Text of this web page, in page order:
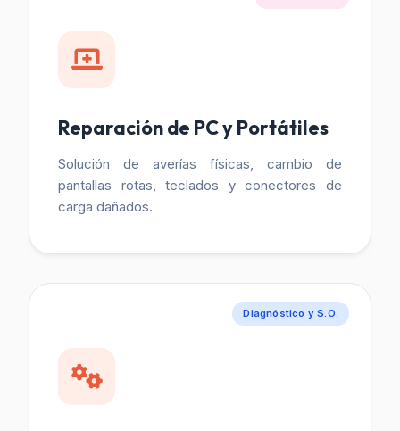
Reparación de PC y Portátiles
Solución de averías físicas, cambio de
pantallas rotas, teclados y conectores de
carga dañados.
Diagnóstico y S.O.